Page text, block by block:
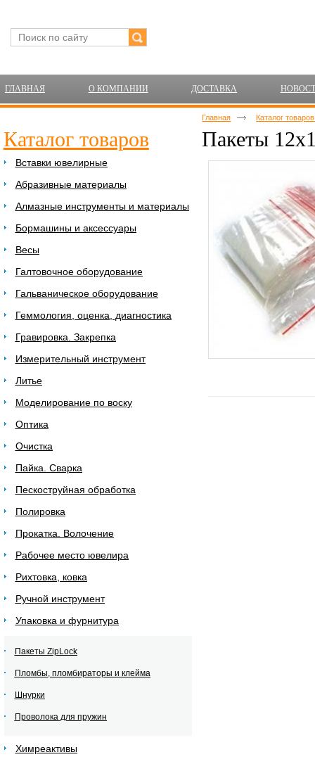
ГЛАВНАЯ О КОМПАНИИ ДОСТАВКА
Каталог товаров
Вставки ювелирные
Абразивные материалы
Алмазные инструменты и материалы
Бормашины и аксессуары
Весы
Галтовочное оборудование
Гальваническое оборудование
Геммология, оценка, диагностика
Гравировка. Закрепка
Измерительный инструмент
Литье
Моделирование по воску
Оптика
Очистка
Пайка. Сварка
Пескоструйная обработка
Полировка
Прокатка. Волочение
Рабочее место ювелира
Рихтовка, ковка
Ручной инструмент
Упаковка и фурнитура
Пакеты ZipLock
Пломбы, пломбираторы и клейма
Шнурки
Проволока для пружин
Химреактивы
Главная Каталог
Пакеты